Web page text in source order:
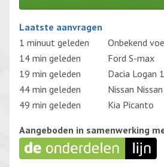
Gelieve dit veld leeg te laten.
Laatste aanvragen
1 minuut geleden
Onbekend
14 min geleden
Ford S-max
19 min geleden
Dacia Logan
44 min geleden
Nissan
49 min geleden
Kia Picanto
Aangeboden in samenwerking